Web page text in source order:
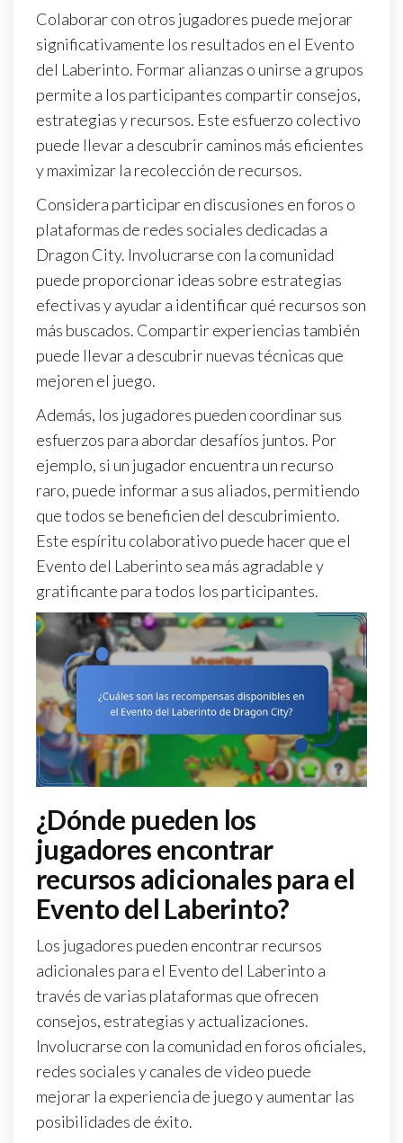
Colaborar con otros jugadores puede mejorar
significativamente los resultados en el Evento
del Laberinto. Formar alianzas o unirse a grupos
permite a los participantes compartir consejos,
estrategias y recursos. Este esfuerzo colectivo
puede llevar a descubrir caminos más eficientes
y maximizar la recolección de recursos.
Considera participar en discusiones en foros o
plataformas de redes sociales dedicadas a
Dragon City. Involucrarse con la comunidad
puede proporcionar ideas sobre estrategias
efectivas y ayudar a identificar qué recursos son
más buscados. Compartir experiencias también
puede llevar a descubrir nuevas técnicas que
mejoren el juego.
Además, los jugadores pueden coordinar sus
esfuerzos para abordar desafíos juntos. Por
ejemplo, si un jugador encuentra un recurso
raro, puede informar a sus aliados, permitiendo
que todos se beneficien del descubrimiento.
Este espíritu colaborativo puede hacer que el
Evento del Laberinto sea más agradable y
gratificante para todos los participantes.
¿Dónde pueden los
jugadores encontrar
recursos adicionales para el
Evento del Laberinto?
Los jugadores pueden encontrar recursos
adicionales para el Evento del Laberinto a
través de varias plataformas que ofrecen
consejos, estrategias y actualizaciones.
Involucrarse con la comunidad en foros oficiales,
redes sociales y canales de video puede
mejorar la experiencia de juego y aumentar las
posibilidades de éxito.